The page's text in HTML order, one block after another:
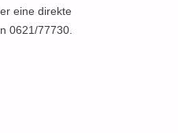
eine direkte
0621/77730.